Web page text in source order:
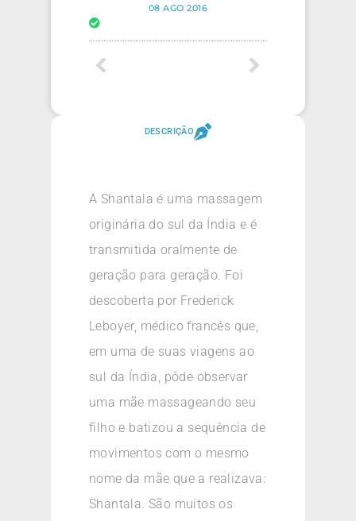
08 AGO 2016
DESCRIÇÃO
A Shantala é uma massagem
originária do sul da Índia e é
transmitida oralmente de
geração para geração. Foi
descoberta por Frederick
Leboyer, médico francês que,
em uma de suas viagens ao
sul da Índia, pôde observar
uma mãe massageando seu
filho e batizou a sequência de
movimentos com o mesmo
nome da mãe que a realizava:
Shantala. São muitos os